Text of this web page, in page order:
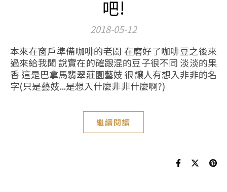
吧!
2018-05-12
本來在窗戶準備咖啡的老闆 在磨好了咖啡豆之後來
過來給我聞 說實在的確跟混的豆子很不同 淡淡的果
香 這是巴拿馬翡翠莊園藝妓 很讓人有想入非非的名
字(只是藝妓...是想入什麼非非什麼啊?)
繼續閱讀